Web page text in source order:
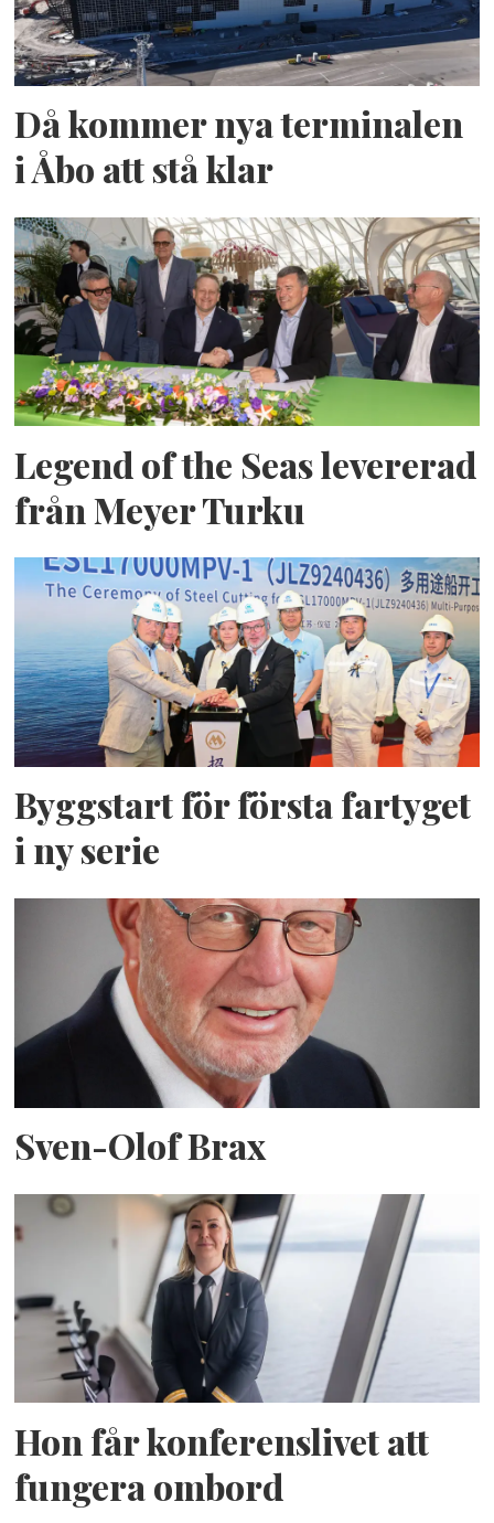
Då kommer nya terminalen
i Åbo att stå klar
Legend of the Seas levererad
från Meyer Turku
Byggstart för första fartyget
i ny serie
Sven-Olof Brax
Hon får konferenslivet att
fungera ombord